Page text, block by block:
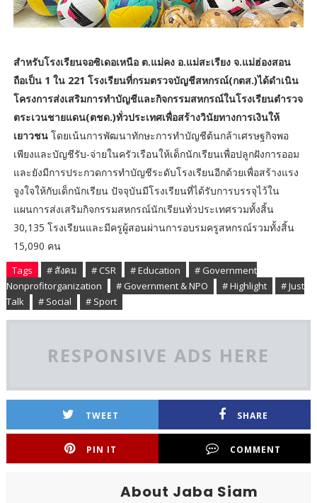
สำหรับโรงเรียนจอซิเดอเหนือ ต.แม่คง อ.แม่สะเรียง จ.แม่ฮ่องสอน
ถือเป็น 1 ใน 221 โรงเรียนที่กรมตรวจบัญชีสหกรณ์(กตส.)ได้ดำเนิน
โครงการส่งเสริมการทำบัญชีและกิจกรรมสหกรณ์ในโรงเรียนตำรวจ
ตระเวนชายแดน(ตชด.)ทั่วประเทศเพื่อสร้างวินัยทางการเงินให้
เยาวชน โดยเน้นการพัฒนาทักษะการทำบัญชีต้นกล้าเศรษฐกิจพอ
เพียงและบัญชีรับ-จ่ายในครัวเรือนให้เด็กนักเรียนเพื่อปลูกฝังการออม
และยังมีการประกวดการทำบัญชีระดับโรงเรียนอีกด้วยเพื่อสร้างแรง
จูงใจให้กับเด็กนักเรียน ปัจจุบันมีโรงเรียนที่ได้รับการบรรจุไว้ใน
แผนการส่งเสริมกิจกรรมสหกรณ์นักเรียนทั่วประเทศรวมทั้งสิ้น
30,135 โรงเรียนและมีครูผู้สอนผ่านการอบรมครูสหกรณ์รวมทั้งสิ้น
15,090 คน
Tags # สังคม # CSR # Education
# Government
Nonprofitorganization
# Government & NPO # Highlight
# Just
Talk
# Social # Sport
RESPONSIVE ADS HERE
TWEET SHARE
PIN IT COMMENT
About Jaba Siam